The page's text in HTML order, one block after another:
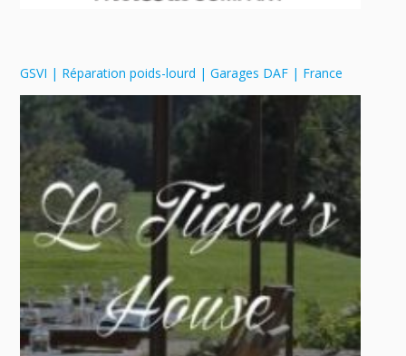
GSVI | Réparation poids-lourd | Garages DAF | France